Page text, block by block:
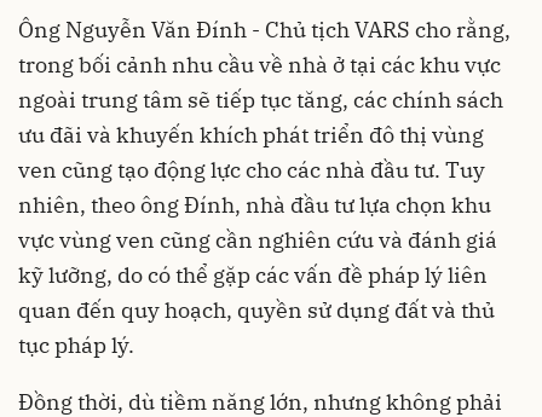
Ông Nguyễn Văn Đính - Chủ tịch VARS cho rằng,
trong bối cảnh nhu cầu về nhà ở tại các khu vực
ngoài trung tâm sẽ tiếp tục tăng, các chính sách
ưu đãi và khuyến khích phát triển đô thị vùng
ven cũng tạo động lực cho các nhà đầu tư. Tuy
nhiên, theo ông Đính, nhà đầu tư lựa chọn khu
vực vùng ven cũng cần nghiên cứu và đánh giá
kỹ lưỡng, do có thể gặp các vấn đề pháp lý liên
quan đến quy hoạch, quyền sử dụng đất và thủ
tục pháp lý.
Đồng thời, dù tiềm năng lớn, nhưng không phải